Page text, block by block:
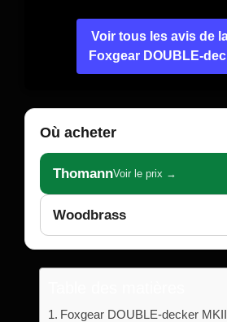
Voir tous les avis de
Foxgear DOUBLE-
Où acheter
ThomannVoir le prix →
Woodbrass
Foxgear DOUBLE-decker MKII